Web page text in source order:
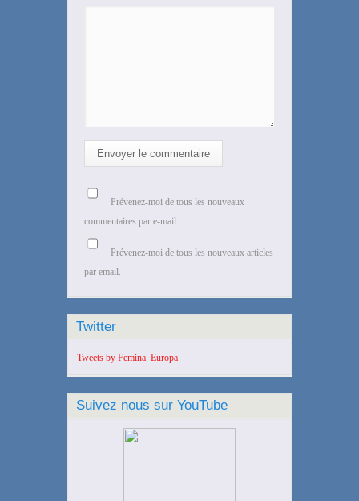
Envoyer le commentaire
Prévenez-moi de tous les nouveaux
commentaires par e-mail.
Prévenez-moi de tous les nouveaux articles
par email.
Twitter
Tweets by Femina_Europa
Suivez nous sur YouTube